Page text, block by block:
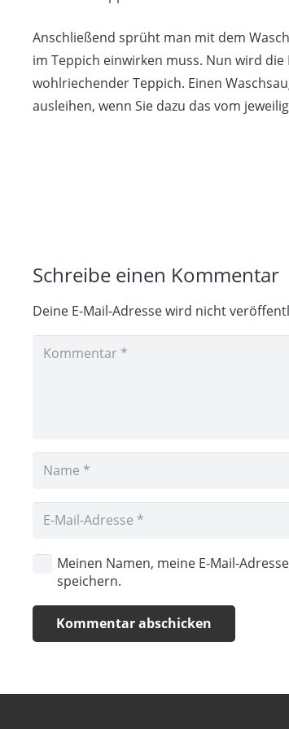
Anschließend sprüht man mit dem
im Teppich einwirken muss. Nun wird
wohlriechender Teppich. Einen
ausleihen, wenn Sie dazu das vom
Schreibe einen Kommentar
Deine E-Mail-Adresse wird nicht
Meinen Namen, meine E-Mail-
speichern.
Kommentar abschicken